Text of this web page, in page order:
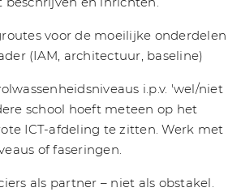
voor de moeilijke onderdelen
(IAM, architectuur, baseline)
i.p.v. 'wel/niet
school hoeft meteen op het
ICT-afdeling te zitten. Werk met
of faseringen.
als partner – niet als obstakel.